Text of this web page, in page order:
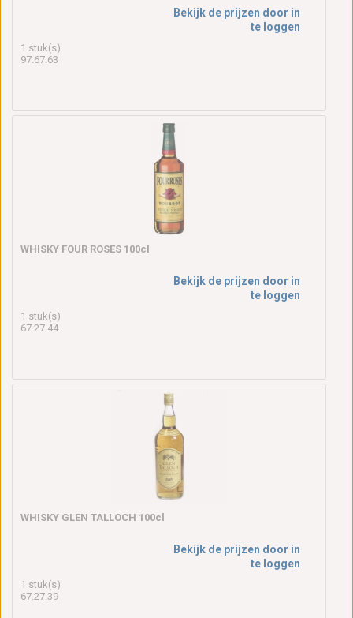
1 stuk(s)
97.67.63
Bekijk de prijzen door in
te loggen
WHISKY FOUR ROSES 100cl
1 stuk(s)
67.27.44
Bekijk de prijzen door in
te loggen
WHISKY GLEN TALLOCH 100cl
1 stuk(s)
67.27.39
Bekijk de prijzen door in
te loggen